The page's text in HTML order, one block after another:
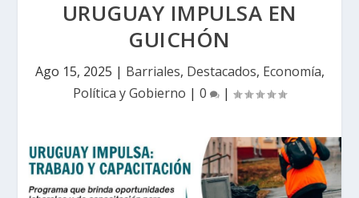
URUGUAY IMPULSA EN
GUICHÓN
Ago 15, 2025 | Barriales, Destacados, Economía,
Política y Gobierno | 0 |